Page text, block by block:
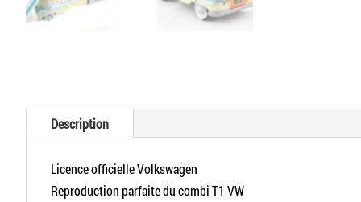
Description
Licence officielle Volkswagen
Reproduction parfaite du combi T1 VW